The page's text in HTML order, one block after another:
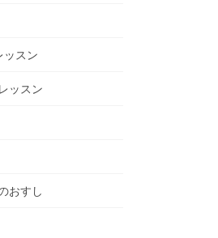
ッスン
ッスン
おすし